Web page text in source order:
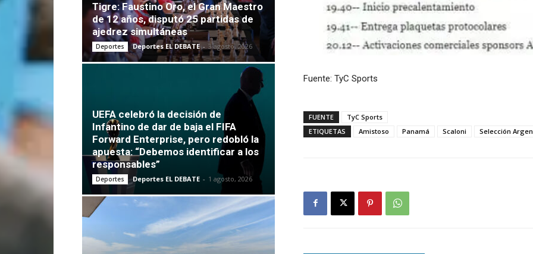
Fuente: TyC Sports
FUENTE
TyC Sports
ETIQUETAS
Amistoso Panamá Scaloni Selección
Tigre: Faustino Oro, el Gran Maestro
de 12 años, disputó 25 partidas de
ajedrez simultáneas
Deportes Deportes EL DEBATE - 3 agosto, 2026
UEFA celebró la decisión de
Infantino de dar de baja el FIFA
Forward Enterprise, pero redobló la
apuesta: “Debemos identificar a los
responsables”
Deportes Deportes EL DEBATE - 1 agosto, 2026